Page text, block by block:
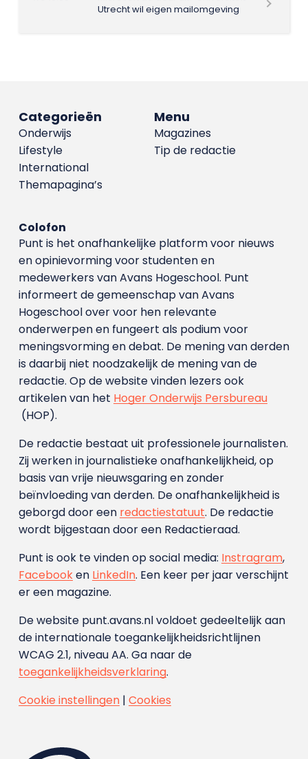
Utrecht wil eigen mailomgeving
Menu
Magazines
Tip de redactie
Categorieën
Onderwijs
Lifestyle
International
Themapagina’s
Colofon
Punt is het onafhankelijke platform voor nieuws
en opinievorming voor studenten en
medewerkers van Avans Hoge­school. Punt
informeert de gemeenschap van Avans
Hogeschool over voor hen relevante
onderwerpen en fungeert als podium voor
meningsvorming en debat. De mening van derden
is daarbij niet noodzakelijk de mening van de
redactie. Op de website vinden lezers ook
artikelen van het Hoger Onderwijs Persbureau
(HOP).
De redactie bestaat uit professionele journalisten.
Zij werken in journalistieke onafhankelijkheid, op
basis van vrije nieuwsgaring en zonder
beïnvloeding van derden. De onafhankelijkheid is
geborgd door een redactiestatuut. De redactie
wordt bijgestaan door een Redactieraad.
Punt is ook te vinden op social media: Instragram,
Facebooken LinkedIn. Een keer per jaar verschijnt
er een magazine.
De website punt.avans.nl voldoet gedeeltelijk aan
de internationale toegankelijkheidsrichtlijnen
WCAG 2.1, niveau AA. Ga naar de
toegankelijkheidsverklaring.
Cookie instellingen| Cookies